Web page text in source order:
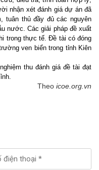
nhận xét đánh giá dự án đã
tuân thủ đầy đủ các nguyên
nước. Các giải pháp đề xuất
trong thực tế. Đề tài có đóng
ven biển trong tỉnh Kiên
thuđánh giá đề tài đạt
Theo icoe.org.vn